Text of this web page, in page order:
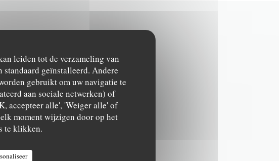
leiden tot de verzameling van
geïnstalleerd. Andere
gebruikt om uw navigatie te
aan sociale netwerken) of
accepteer alle', 'Weiger alle' of
moment wijzigen door op het
te klikken.